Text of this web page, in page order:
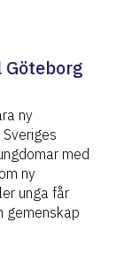
ny
med
ny
unga får
gemenskap